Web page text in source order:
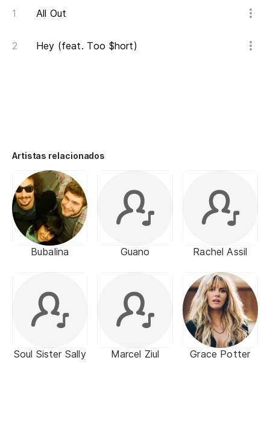
All Out
Hey (feat. Too $hort)
Artistas relacionados
Bubalina Guano Rachel Assil
Soul Sister Sally Marcel Ziul Grace Potter